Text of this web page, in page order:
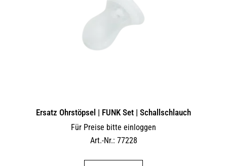
Ersatz Ohrstöpsel | FUNK Set | Schallschlauch
Für Preise bitte einloggen
Art.-Nr.: 77228